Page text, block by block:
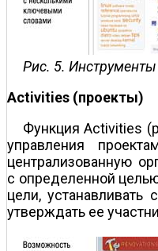
Рис. 5.
Activities (проекты)
Функция Activities
управления
централизованную
с определенной
цели,
утверждать ее